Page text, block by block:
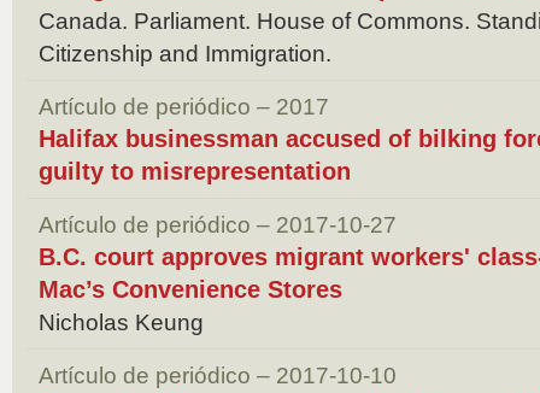
Canada. Parliament. House of Commons.
Citizenship and Immigration.
Artículo de periódico – 2017
Halifax businessman accused of bilking
guilty to misrepresentation
Artículo de periódico – 2017-10-27
B.C. court approves migrant workers'
Mac’s Convenience Stores
Nicholas Keung
Artículo de periódico – 2017-10-10